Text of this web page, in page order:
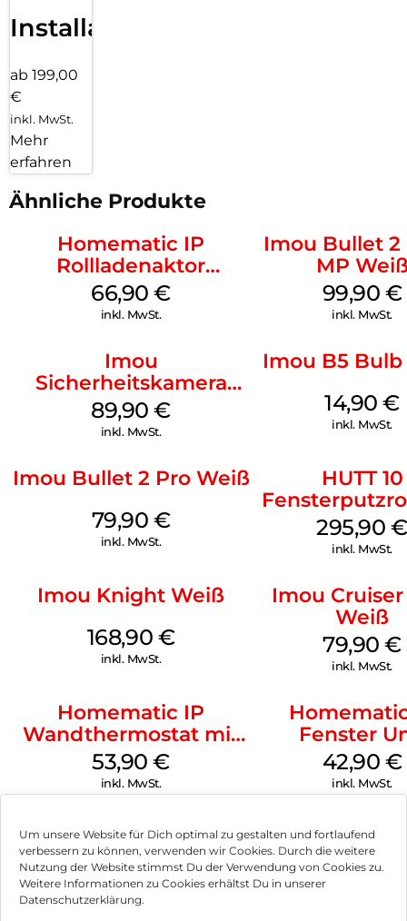
Um unsere Website für Dich optimal zu gestalten und fortlaufend
verbessern zu können, verwenden wir Cookies. Durch die weitere
Nutzung der Website stimmst Du der Verwendung von Cookies zu.
Weitere Informationen zu Cookies erhältst Du in unserer
Datenschutzerklärung.
Installation
ab 199,00
€
inkl. MwSt.
Mehr
erfahren
Ähnliche Produkte
Homematic IP
Rollladenaktor
Unterputz Weiß
66,90€
inkl. MwSt.
Imou Bullet 2
MP
99,90 €
inkl. MwSt.
Imou
Sicherheitskamera
Draußen IPC-F42EAP
Geschoss Weiß
89,90€
inkl. MwSt.
Imou B5
14,90€
inkl. MwSt.
Imou Bullet 2 Pro Weiß
79,90 €
inkl. MwSt.
HUTT 10
Weiß
295,90€
inkl. MwSt.
Imou Knight Weiß
168,90 €
inkl. MwSt.
Imou Cruiser
Weiß
79,90€
inkl. MwSt.
Homematic IP
Wandthermostat mit
Luftfeuchtigkeitssensor
Weiß
53,90€
inkl. MwSt.
Fenster
Türkontakt
Weiß
42,90 €
inkl. MwSt.
Impressum